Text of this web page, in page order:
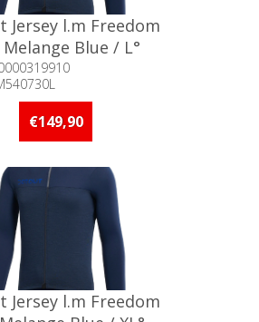
Jersey l.m Freedom
Melange Blue / L°
Minder dan 5
voorraad
€149,90
Jersey l.m Freedom